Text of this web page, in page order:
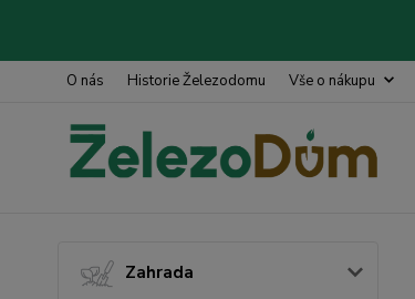
O nás Historie Železodomu Vše o nákupu
Zahrada